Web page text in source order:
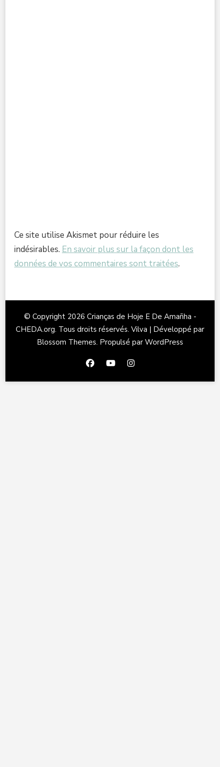
Ce site utilise Akismet pour réduire les
indésirables. En savoir plus sur la façon dont les
données de vos commentaires sont traitées.
© Copyright 2026 Crianças de Hoje E De Amañha -
CHEDA.org. Tous droits réservés. Vilva | Développé par
Blossom Themes. Propulsé par WordPress